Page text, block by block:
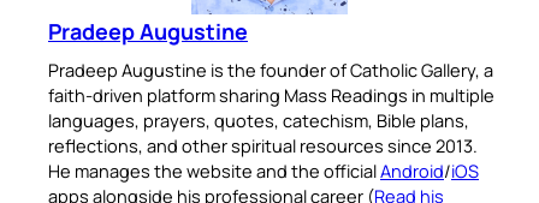
Pradeep Augustine
Pradeep Augustine is the founder of Catholic Gallery, a
faith-driven platform sharing Mass Readings in multiple
languages, prayers, quotes, catechism, Bible plans,
reflections, and other spiritual resources since 2013.
He manages the website and the officialAndroid/iOS
apps alongside his professional career (Read his